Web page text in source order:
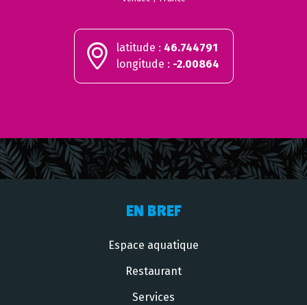
latitude : 46.744791
longitude : -2.00864
EN BREF
Espace aquatique
Restaurant
Services